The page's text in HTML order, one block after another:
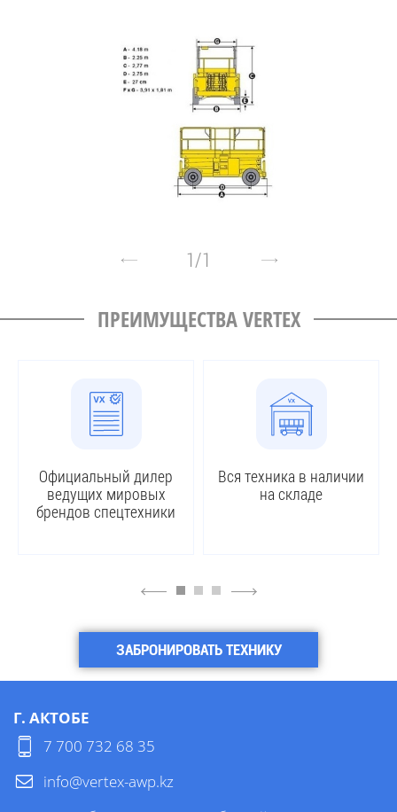
1/1
ПРЕИМУЩЕСТВА VERTEX
Официальный дилер
ведущих мировых
брендов спецтехники
Вся техника в наличии
на складе
4 6
ЗАБРОНИРОВАТЬ ТЕХНИКУ
Г. АКТОБЕ
7 700 732 68 35
info@vertex-awp.kz